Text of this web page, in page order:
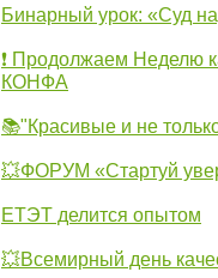
Бинарный урок: «Суд
❗ Продолжаем Неделю
КОНФА
📚"Красивые и не
💥ФОРУМ «Стартуй
ЕТЭТ делится опытом
💥Всемирный день